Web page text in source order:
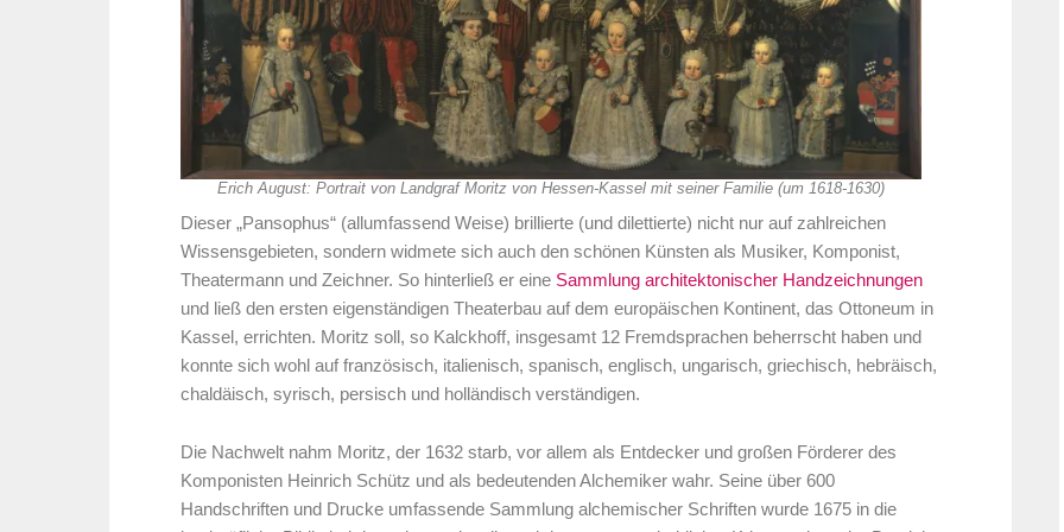
Erich August: Portrait von Landgraf Moritz von Hessen-Kassel mit seiner Familie (um 1618-1630)
Dieser „Pansophus“ (allumfassend Weise) brillierte (und dilettierte) nicht nur auf zahlreichen
Wissensgebieten, sondern widmete sich auch den schönen Künsten als Musiker, Komponist,
Theatermann und Zeichner. So hinterließ er eine Sammlung architektonischer Handzeichnungen
und ließ den ersten eigenständigen Theaterbau auf dem europäischen Kontinent, das Ottoneum in
Kassel, errichten. Moritz soll, so Kalckhoff, insgesamt 12 Fremdsprachen beherrscht haben und
konnte sich wohl auf französisch, italienisch, spanisch, englisch, ungarisch, griechisch, hebräisch,
chaldäisch, syrisch, persisch und holländisch verständigen.
Die Nachwelt nahm Moritz, der 1632 starb, vor allem als Entdecker und großen Förderer des
Komponisten Heinrich Schütz und als bedeutenden Alchemiker wahr. Seine über 600
Handschriften und Drucke umfassende Sammlung alchemischer Schriften wurde 1675 in die